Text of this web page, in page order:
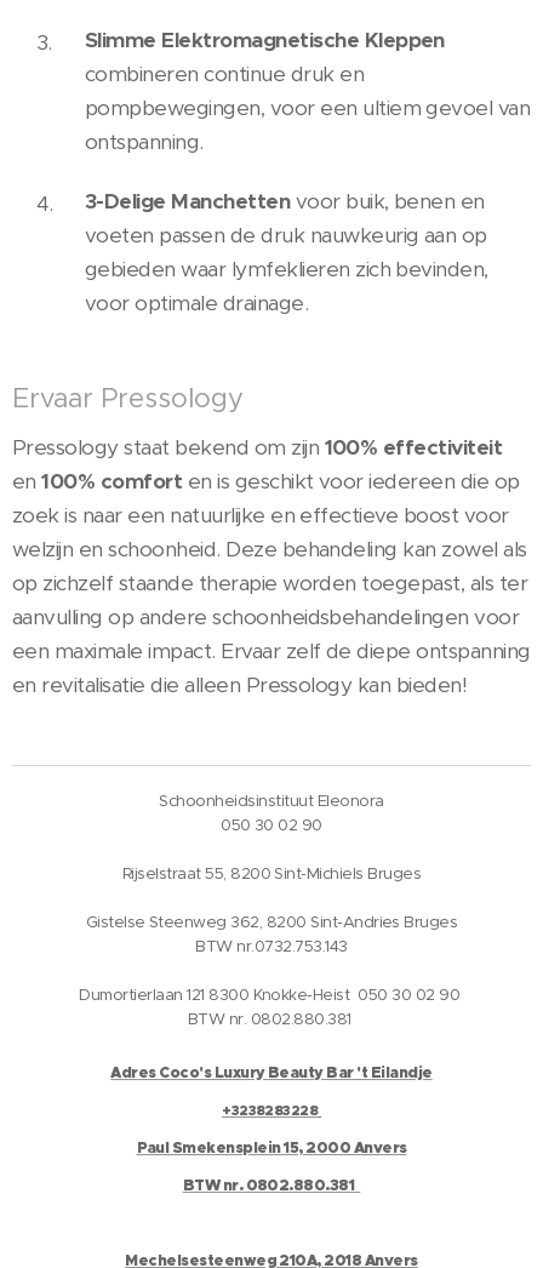
Slimme Elektromagnetische Kleppen
combineren continue druk en
pompbewegingen, voor een ultiem gevoel van
ontspanning.
3-Delige Manchettenvoor buik, benen en
voeten passen de druk nauwkeurig aan op
gebieden waar lymfeklieren zich bevinden,
voor optimale drainage.
Ervaar Pressology
Pressology staat bekend om zijn 100% effectiviteit
en100% comfort en is geschikt voor iedereen die op
zoek is naar een natuurlijke en effectieve boost voor
welzijn en schoonheid. Deze behandeling kan zowel als
op zichzelf staande therapie worden toegepast, als ter
aanvulling op andere schoonheidsbehandelingen voor
een maximale impact. Ervaar zelf de diepe ontspanning
en revitalisatie die alleen Pressology kan bieden!
Schoonheidsinstituut Eleonora
050 30 02 90
Rijselstraat 55, 8200 Sint-Michiels Bruges
Gistelse Steenweg 362, 8200 Sint-Andries Bruges
BTW nr.0732.753.143
Dumortierlaan 121 8300 Knokke-Heist 050 30 02 90
BTW nr. 0802.880.381
Adres Coco's Luxury Beauty Bar 't Eilandje
+3238283228
Paul Smekensplein 15, 2000 Anvers
BTW nr. 0802.880.381
Mechelsesteenweg 210A, 2018 Anvers